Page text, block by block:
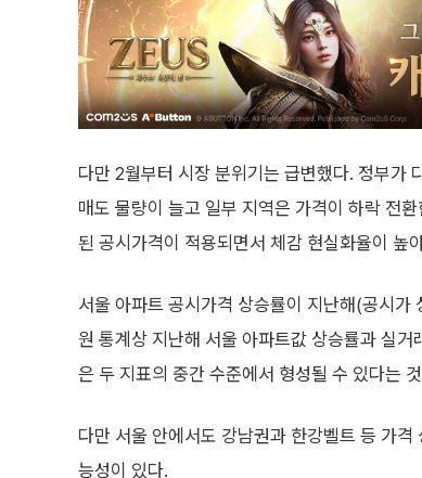
다만 2월부터 시장 분위기는 급변했다. 정부가
매도 물량이 늘고 일부 지역은 가격이 하락 전
된 공시가격이 적용되면서 체감 현실화율이 높
서울 아파트 공시가격 상승률이 지난해(공시
원 통계상 지난해 서울 아파트값 상승률과 실
은 두 지표의 중간 수준에서 형성될 수 있다는
다만 서울 안에서도 강남권과 한강벨트 등 가
능성이 있다.